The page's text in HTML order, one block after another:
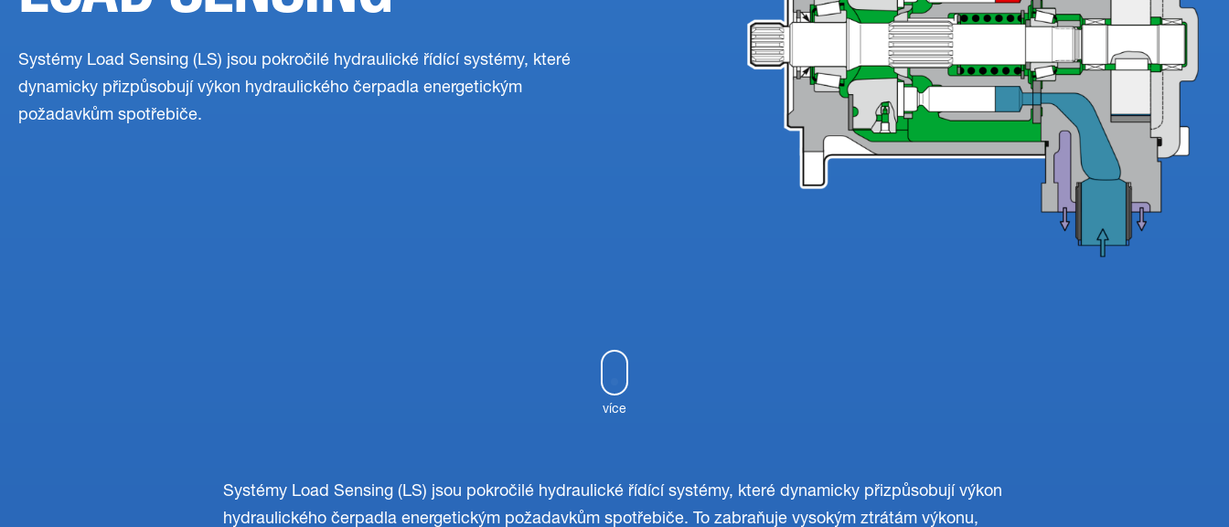
Systémy Load Sensing (LS) jsou pokročilé hydraulické řídící systémy, které
dynamicky přizpůsobují výkon hydraulického čerpadla energetickým
požadavkům spotřebiče.
více
Systémy Load Sensing (LS) jsou pokročilé hydraulické řídící systémy, které dynamicky přizpůsobují výkon
hydraulického čerpadla energetickým požadavkům spotřebiče. To zabraňuje vysokým ztrátám výkonu,